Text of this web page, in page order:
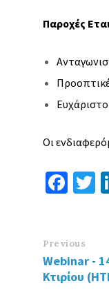
Παροχές
Οι
Fa
o
o
T
Previous
Webinar -
Κτιρίου